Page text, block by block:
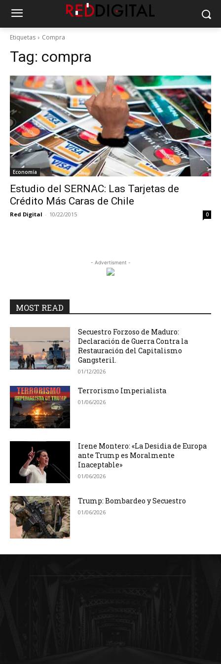
Etiquetas Compra
Tag: compra
Economía
Estudio del SERNAC: Las Tarjetas de
Crédito Más Caras de Chile
Red Digital - 10/22/2015 0
- Advertisment -
MOST READ
Secuestro Forzoso de Maduro:
Declaración de Guerra Contra la
Restauración del Capitalismo
Gangsteril.
01/12/2026
Terrorismo Imperialista
01/06/2026
Irene Montero: «La Desidia de Europa
ante Trump es Moralmente
Inaceptable»
01/06/2026
Trump: Bombardeo y Secuestro
01/06/2026